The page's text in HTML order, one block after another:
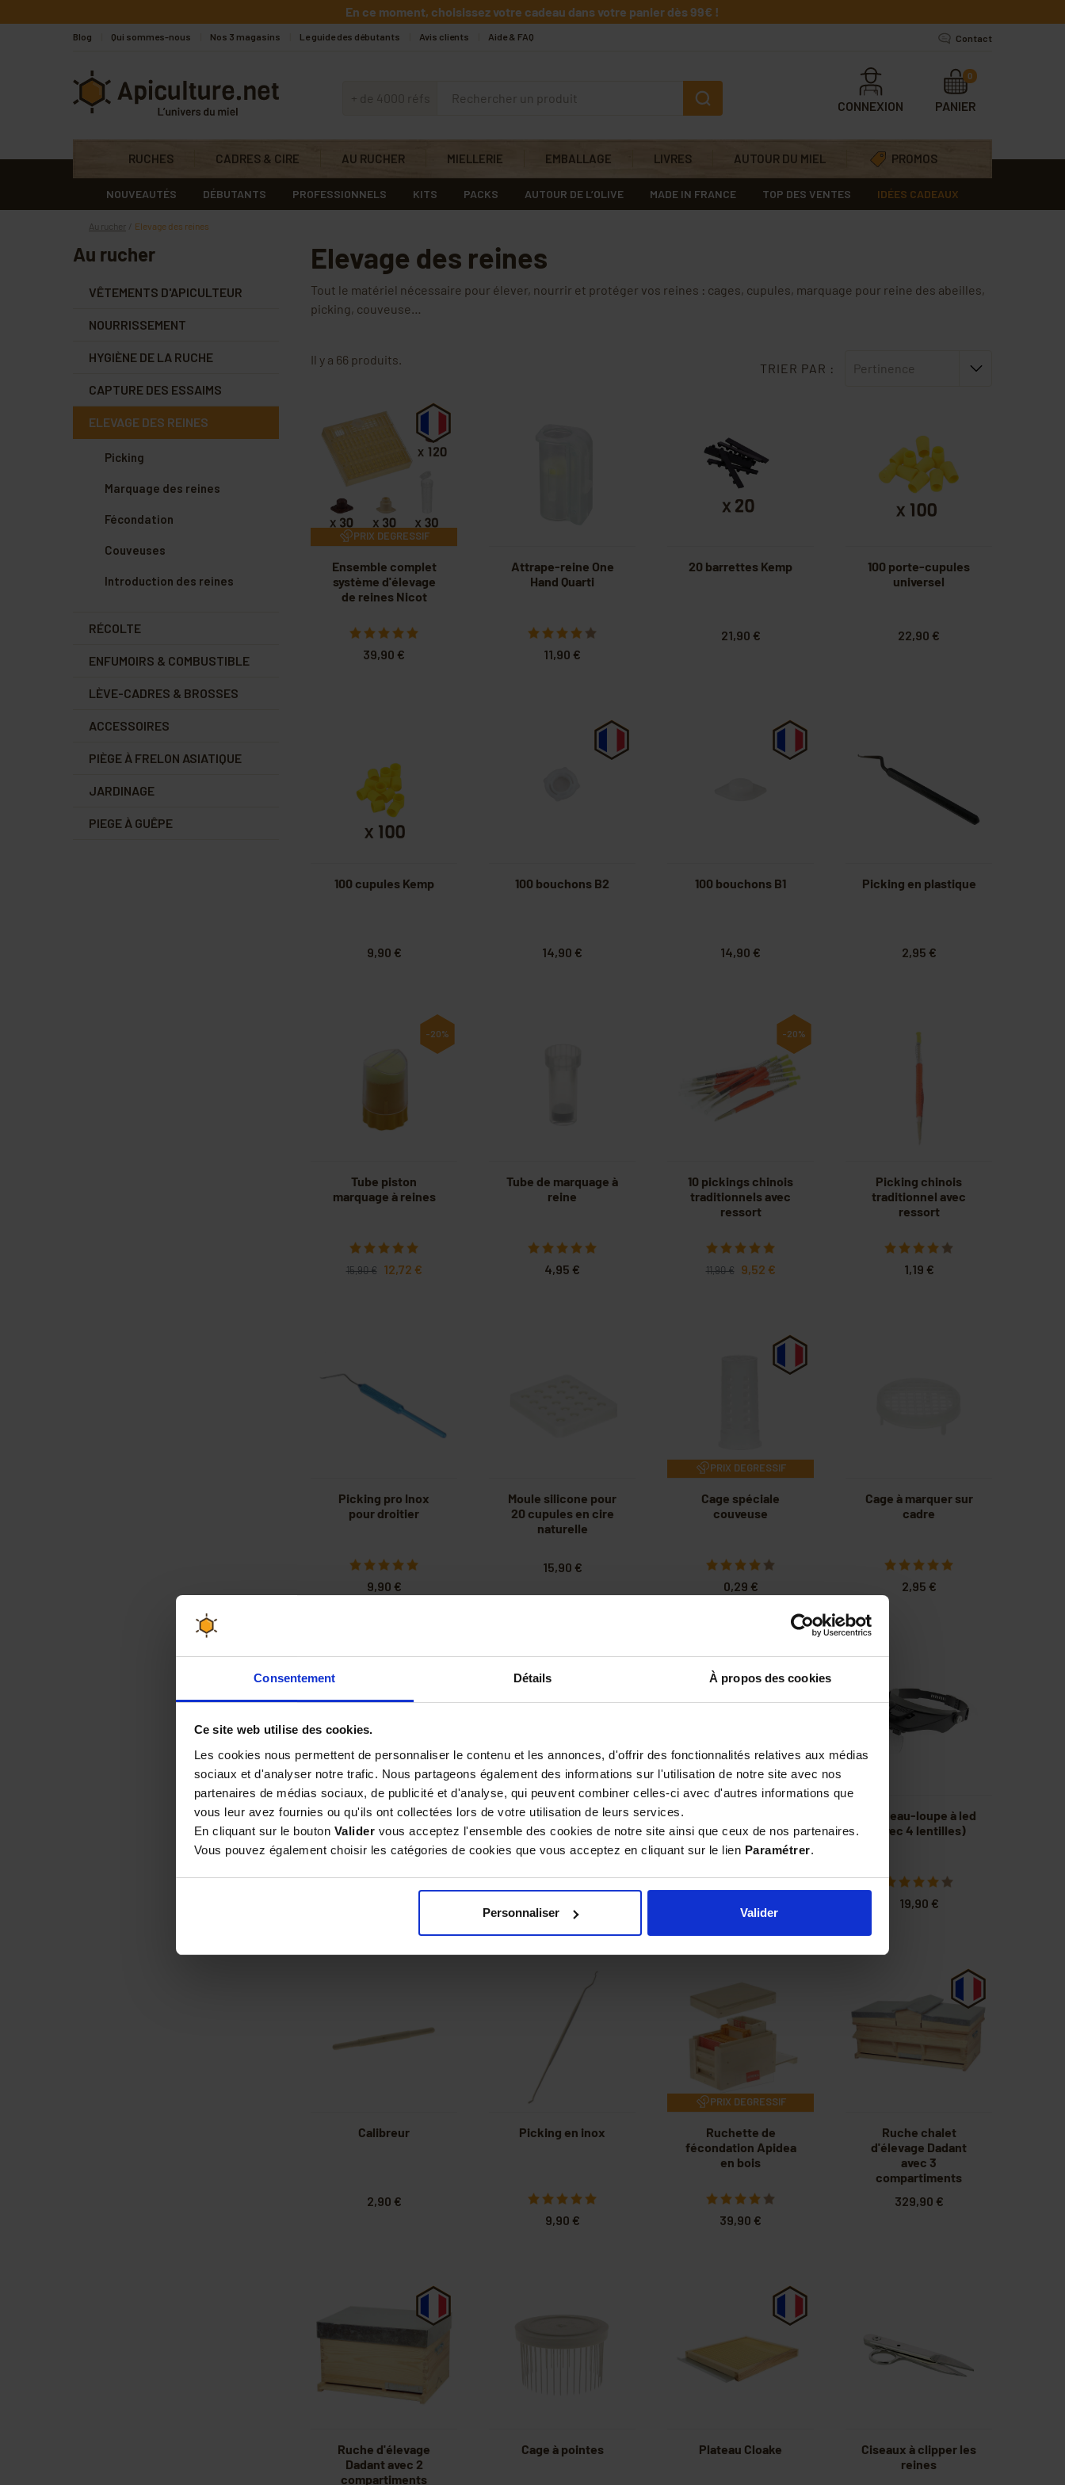
Consentement Détails À propos des cookies
Ce site web utilise des cookies.
Les cookies nous permettent de personnaliser le contenu et les annonces, d'offrir des fonctionnalités relatives aux médias
sociaux et d'analyser notre trafic. Nous partageons également des informations sur l'utilisation de notre site avec nos
partenaires de médias sociaux, de publicité et d'analyse, qui peuvent combiner celles-ci avec d'autres informations que
vous leur avez fournies ou qu'ils ont collectées lors de votre utilisation de leurs services.
En cliquant sur le bouton Valider vous acceptez l'ensemble des cookies de notre site ainsi que ceux de nos partenaires.
Vous pouvez également choisir les catégories de cookies que vous acceptez en cliquant sur le lien Paramétrer.
Personnaliser Valider
En ce moment, choisissez votre cadeau dans votre panier dès 99€ !
Blog Qui sommes-nous Nos 3 magasins Le guide des débutants Avis clients Aide & FAQ Contact
+ de 4000 réfs
CONNEXION PANIER
0
RUCHES CADRES & CIRE AU RUCHER MIELLERIE EMBALLAGE LIVRES AUTOUR DU MIEL PROMOS
NOUVEAUTÉS DÉBUTANTS PROFESSIONNELS KITS PACKS AUTOUR DE L’OLIVE MADE IN FRANCE TOP DES VENTES IDÉES CADEAUX
Au rucher Elevage des reines
Au rucher
VÊTEMENTS D'APICULTEUR
NOURRISSEMENT
HYGIÈNE DE LA RUCHE
CAPTURE DES ESSAIMS
ELEVAGE DES REINES
Picking
Marquage des reines
Fécondation
Couveuses
Introduction des reines
RÉCOLTE
ENFUMOIRS & COMBUSTIBLE
LÈVE-CADRES & BROSSES
ACCESSOIRES
PIÈGE À FRELON ASIATIQUE
JARDINAGE
PIEGE À GUÊPE
Elevage des reines
Tout le matériel nécessaire pour élever, nourrir et protéger vos reines : cages, cupules, marquage pour reine des abeilles,
picking, couveuse…
Il y a 66 produits.
TRIER PAR : Pertinence
PRIX DEGRESSIF
Ensemble complet
système d'élevage
de reines Nicot
39,90 €
Attrape-reine One
Hand Quarti
11,90 €
20 barrettes Kemp
21,90 €
100 porte-cupules
universel
22,90 €
100 cupules Kemp
9,90 €
100 bouchons B2
14,90 €
100 bouchons B1
14,90 €
Picking en plastique
2,95 €
-20%
Tube piston
marquage à reines
15,90 € 12,72 €
Tube de marquage à
reine
4,95 €
-20%
10 pickings chinois
traditionnels avec
ressort
11,90 € 9,52 €
Picking chinois
traditionnel avec
ressort
1,19 €
Picking pro Inox
pour droitier
9,90 €
Moule silicone pour
20 cupules en cire
naturelle
15,90 €
PRIX DEGRESSIF
Cage spéciale
couveuse
0,29 €
Cage à marquer sur
cadre
2,95 €
Support de cadres
orientable pour le
greffage
Cage à marquer
avec manche PVC
avec barrettes
Bandeau-loupe à led
(avec 4 lentilles)
19,90 €
Calibreur
2,90 €
Picking en inox
9,90 €
PRIX DEGRESSIF
Ruchette de
fécondation Apidea
en bois
39,90 €
Ruche chalet
d'élevage Dadant
avec 3
compartiments
329,90 €
Ruche d'élevage
Dadant avec 2
compartiments
Cage à pointes Plateau Cloake
Ciseaux à clipper les
reines